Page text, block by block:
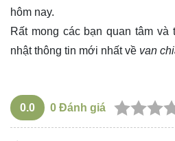
hôm nay.
Rất mong các bạn quan tâm và
nhật thông tin mới nhất về van
0.0 0 Đánh giá